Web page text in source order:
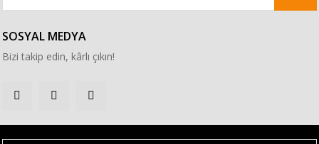
SOSYAL MEDYA
Bizi takip edin, kârlı çıkın!